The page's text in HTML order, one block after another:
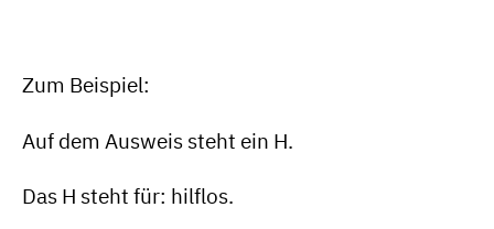
Zum Beispiel:
Auf dem Ausweis steht ein H.
Das H steht für: hilflos.